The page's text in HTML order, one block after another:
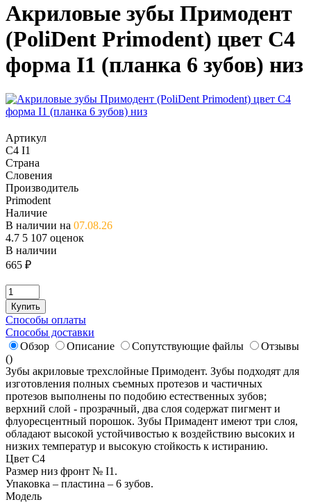
Акриловые зубы Примодент
(PoliDent Primodent) цвет C4
форма I1 (планка 6 зубов) низ
Артикул
C4 I1
Страна
Словения
Производитель
Primodent
Наличие
В наличии на 07.08.26
4.7 5 107 оценок
В наличии
665 ₽
Купить
Способы оплаты
Способы доставки
Обзор
Описание Сопутствующие файлы
Отзывы
()
Зубы акриловые трехслойные Примодент. Зубы подходят для
изготовления полных съемных протезов и частичных
протезов выполнены по подобию естественных зубов;
верхний слой - прозрачный, два слоя содержат пигмент и
флуоресцентный порошок. Зубы Примадент имеют три слоя,
обладают высокой устойчивостью к воздействию высоких и
низких температур и высокую стойкость к истиранию.
Цвет C4
Размер низ фронт № I1.
Упаковка – пластина – 6 зубов.
Модель